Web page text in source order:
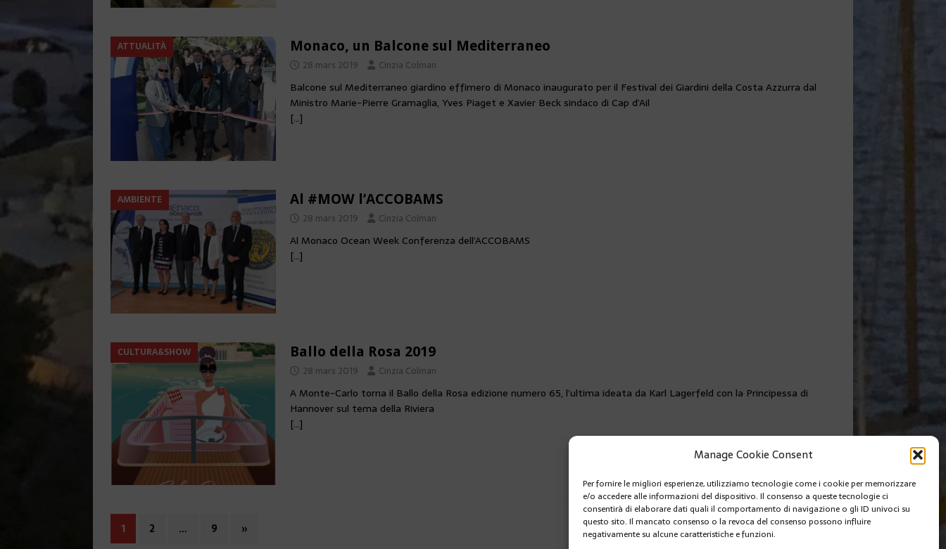
Manage Cookie Consent
Per fornire le migliori esperienze, utilizziamo tecnologie come i cookie per memorizzare
e/o accedere alle informazioni del dispositivo. Il consenso a queste tecnologie ci
consentirà di elaborare dati quali il comportamento di navigazione o gli ID univoci su
questo sito. Il mancato consenso o la revoca del consenso possono influire
negativamente su alcune caratteristiche e funzioni.
ATTUALITÀ Monaco, un Balcone sul Mediterraneo
28 mars 2019 Cinzia Colman
Balcone sul Mediterraneo giardino effimero di Monaco inaugurato per il Festival dei Giardini della Costa Azzurra dal
Ministro Marie-Pierre Gramaglia, Yves Piaget e Xavier Beck sindaco di Cap d’Ail
[…]
AMBIENTE Al #MOW l’ACCOBAMS
28 mars 2019 Cinzia Colman
Al Monaco Ocean Week Conferenza dell’ACCOBAMS
[…]
CULTURA&SHOW Ballo della Rosa 2019
28 mars 2019 Cinzia Colman
A Monte-Carlo torna il Ballo della Rosa edizione numero 65, l’ultima ideata da Karl Lagerfeld con la Principessa di
Hannover sul tema della Riviera
[…]
1 2 … 9 »